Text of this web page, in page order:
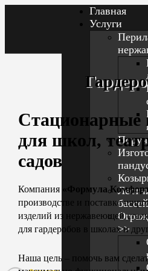
Главная
Услуги
>>
Стационарные
для школ,
садов
Компания «Формула
производстве и поставке
изделий из нержавеющей
для гардеробов в школах и
Наша цель – помочь вам